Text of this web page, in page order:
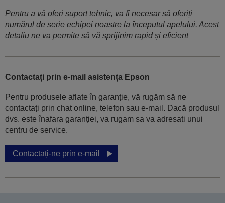
Pentru a vă oferi suport tehnic, va fi necesar să oferiți
numărul de serie echipei noastre la începutul apelului. Acest
detaliu ne va permite să vă sprijinim rapid și eficient
Contactați prin e-mail asistența Epson
Pentru produsele aflate în garanție, vă rugăm să ne
contactați prin chat online, telefon sau e-mail. Dacă produsul
dvs. este înafara garanției, va rugam sa va adresati unui
centru de service.
Contactați-ne prin e-mail